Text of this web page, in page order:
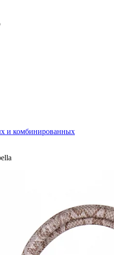
и комбинированных